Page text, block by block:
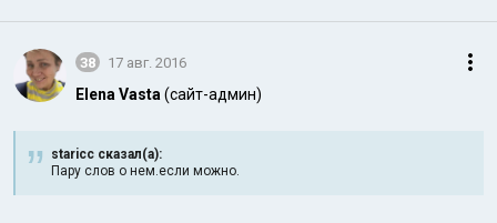
38 17 авг. 2016
Elena Vasta (сайт-админ)
staricc сказал(а):
Пару слов о нем.если можно.